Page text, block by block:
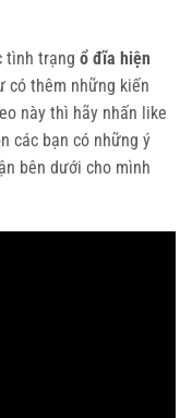
tình trạng ổ đĩa hiện
có thêm những kiến
này thì hãy nhấn like
các bạn có những ý
bên dưới cho mình